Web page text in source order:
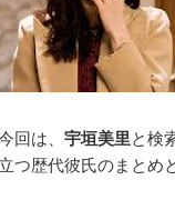
回は、 宇垣美里と検
つ歴代彼氏のまとめ